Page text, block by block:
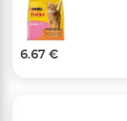
6.67 €